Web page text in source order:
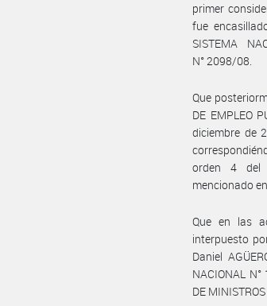
primer
fue
SISTEMA
N° 2098/08.
Que
DE EMPLEO
diciembre de
orden 4 del
mencionado
Que en las
interpuesto
Daniel
NACIONAL N°
DE